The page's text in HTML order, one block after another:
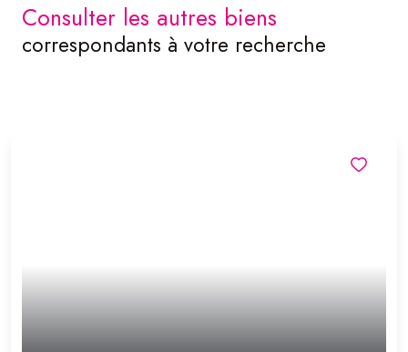
consulter les autres biens
correspondants à votre recherche